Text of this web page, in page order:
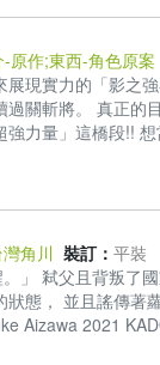
起一座心橋。早
第二曲線。她研
居。她深知，磨
-原作;東西-角色原案
現實力的「影之
關斬將。 真正
力量」這橋段!!
2021
角川 裝訂： 平裝
」 弒父且背叛了
態， 並且謠傳
Aizawa 2021
待的書籍化！ ★